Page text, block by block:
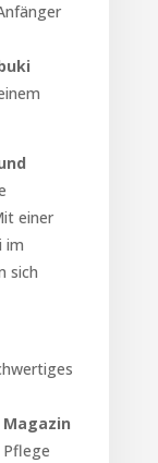
einer
im
sich